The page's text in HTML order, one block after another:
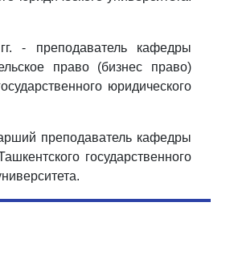
- преподаватель кафедры
право (бизнес право)
юридического
преподаватель кафедры
государственного